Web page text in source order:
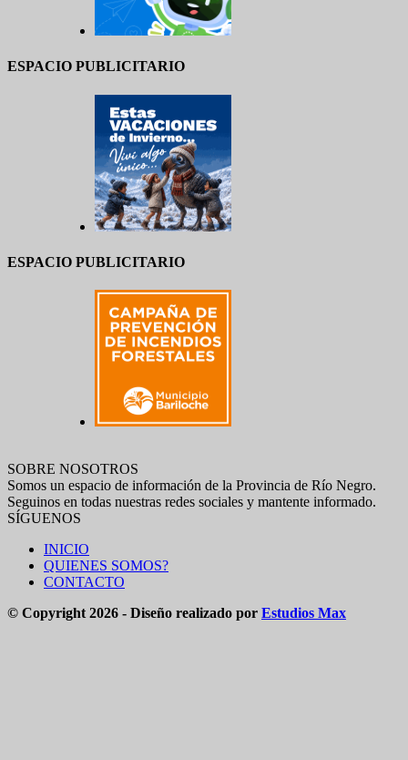
ESPACIO PUBLICITARIO
ESPACIO PUBLICITARIO
SOBRE NOSOTROS
Somos un espacio de información de la Provincia de Río Negro.
Seguinos en todas nuestras redes sociales y mantente informado.
SÍGUENOS
INICIO
QUIENES SOMOS?
CONTACTO
© Copyright 2026 - Diseño realizado por Estudios Max